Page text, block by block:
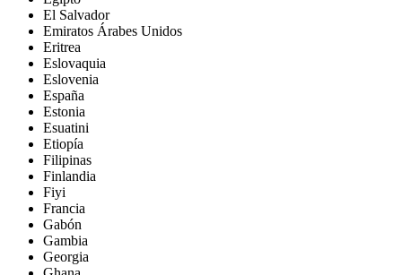
El Salvador
Emiratos Árabes Unidos
Eritrea
Eslovaquia
Eslovenia
España
Estonia
Esuatini
Etiopía
Filipinas
Finlandia
Fiyi
Francia
Gabón
Gambia
Georgia